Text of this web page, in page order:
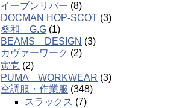
イーブンリバー (8)
DOCMAN HOP-SCOT (3)
桑和 G.G (1)
BEAMS DESIGN (3)
カヴァーワーク (2)
寅壱 (2)
PUMA WORKWEAR (3)
空調服・作業服 (348)
スラックス (7)